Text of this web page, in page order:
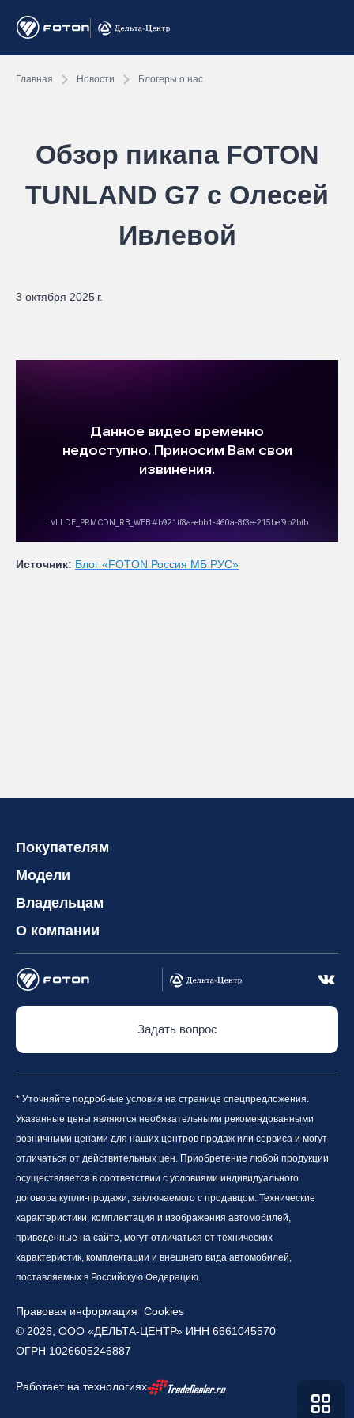
Главная Новости Блогеры о нас
Обзор пикапа FOTON
TUNLAND G7 с Олесей
Ивлевой
3 октября 2025 г.
Источник: Блог «FOTON Россия МБ РУС»
Покупателям
Модели
Владельцам
О компании
Задать вопрос
* Уточняйте подробные условия на странице спецпредложения.
Указанные цены являются необязательными рекомендованными
розничными ценами для наших центров продаж или сервиса и могут
отличаться от действительных цен. Приобретение любой продукции
осуществляется в соответствии с условиями индивидуального
договора купли-продажи, заключаемого с продавцом. Технические
характеристики, комплектация и изображения автомобилей,
приведенные на сайте, могут отличаться от технических
характеристик, комплектации и внешнего вида автомобилей,
поставляемых в Российскую Федерацию.
© 2026, ООО «ДЕЛЬТА-ЦЕНТР» ИНН 6661045570
ОГРН 1026605246887
Правовая информация Cookies
Работает на технологиях